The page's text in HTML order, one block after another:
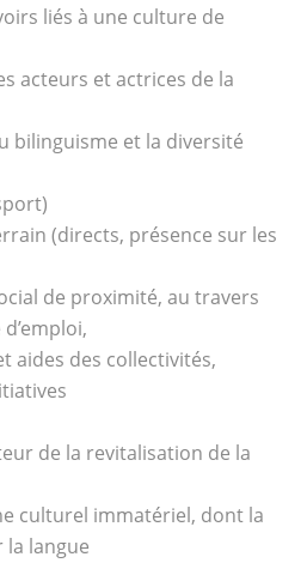
liés à une culture de
acteurs et actrices de la
bilinguisme et la diversité
(directs, présence sur les
de proximité, au travers
aides des collectivités,
de la revitalisation de la
culturel immatériel, dont la
la langue